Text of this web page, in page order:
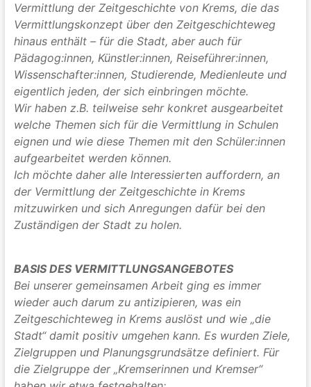
Vermittlung der Zeitgeschichte von Krems, die das
Vermittlungskonzept über den Zeitgeschichteweg
hinaus enthält – für die Stadt, aber auch für
Pädagog:innen, Künstler:innen, Reiseführer:innen,
Wissenschafter:innen, Studierende, Medienleute und
eigentlich jeden, der sich einbringen möchte.
Wir haben z.B. teilweise sehr konkret ausgearbeitet
welche Themen sich für die Vermittlung in Schulen
eignen und wie diese Themen mit den Schüler:innen
aufgearbeitet werden können.
Ich möchte daher alle Interessierten auffordern, an
der Vermittlung der Zeitgeschichte in Krems
mitzuwirken und sich Anregungen dafür bei den
Zuständigen der Stadt zu holen.
BASIS DES VERMITTLUNGSANGEBOTES
Bei unserer gemeinsamen Arbeit ging es immer
wieder auch darum zu antizipieren, was ein
Zeitgeschichteweg in Krems auslöst und wie „die
Stadt“ damit positiv umgehen kann. Es wurden Ziele,
Zielgruppen und Planungsgrundsätze definiert. Für
die Zielgruppe der „Kremserinnen und Kremser“